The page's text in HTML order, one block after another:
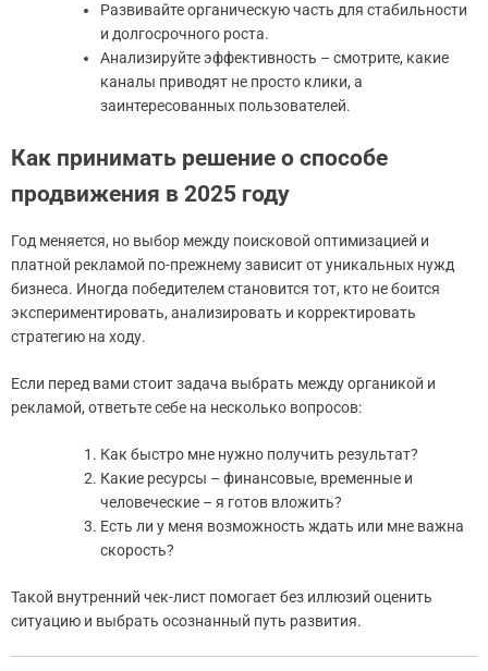
Развивайте органическую часть для стабильности
и долгосрочного роста.
Анализируйте эффективность – смотрите, какие
каналы приводят не просто клики, а
заинтересованных пользователей.
Как принимать решение о способе
продвижения в 2025 году
Год меняется, но выбор между поисковой оптимизацией и
платной рекламой по-прежнему зависит от уникальных нужд
бизнеса. Иногда победителем становится тот, кто не боится
экспериментировать, анализировать и корректировать
стратегию на ходу.
Если перед вами стоит задача выбрать между органикой и
рекламой, ответьте себе на несколько вопросов:
Как быстро мне нужно получить результат?
Какие ресурсы – финансовые, временные и
человеческие – я готов вложить?
Есть ли у меня возможность ждать или мне важна
скорость?
Такой внутренний чек-лист помогает без иллюзий оценить
ситуацию и выбрать осознанный путь развития.